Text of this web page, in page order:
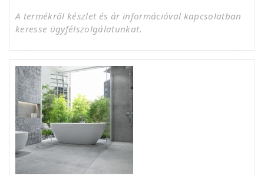
A termékről készlet és ár információval kapcsolatban
keresse ügyfélszolgálatunkat.